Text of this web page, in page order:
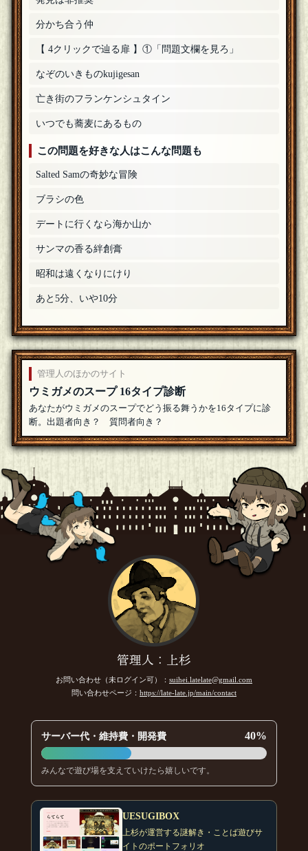
分かち合う仲
【 4クリックで辿る扉 】①「問題文欄を見ろ」
なぞのいきものkujigesan
亡き街のフランケンシュタイン
いつでも蕎麦にあるもの
この問題を好きな人はこんな問題も
Salted Samの奇妙な冒険
ブラシの色
デートに行くなら海か山か
サンマの香る絆創膏
昭和は遠くなりにけり
あと5分、いや10分
管理人のほかのサイト
ウミガメのスープ 16タイプ診断
あなたがウミガメのスープでどう振る舞うかを16タイプに診
断。出題者向き？ 質問者向き？
管理人：上杉
お問い合わせ（未ログイン可）： suihei.latelate@gmail.com
問い合わせページ： https://late-late.jp/main/contact
サーバー代・維持費・開発費 40%
みんなで遊び場を支えていけたら嬉しいです。
UESUGIBOX
上杉が運営する謎解き・ことば遊びサ
イトのポートフォリオ